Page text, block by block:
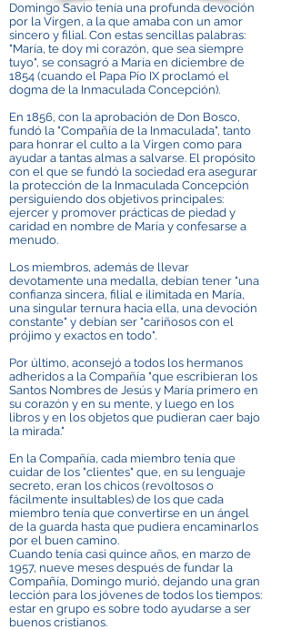
Domingo Savio tenía una profunda devoción
por la Virgen, a la que amaba con un amor
sincero y filial. Con estas sencillas palabras:
"María, te doy mi corazón, que sea siempre
tuyo", se consagró a María en diciembre de
1854 (cuando el Papa Pío IX proclamó el
dogma de la Inmaculada Concepción).
En 1856, con la aprobación de Don Bosco,
fundó la "Compañía de la Inmaculada", tanto
para honrar el culto a la Virgen como para
ayudar a tantas almas a salvarse. El propósito
con el que se fundó la sociedad era asegurar
la protección de la Inmaculada Concepción
persiguiendo dos objetivos principales:
ejercer y promover prácticas de piedad y
caridad en nombre de María y confesarse a
menudo.
Los miembros, además de llevar
devotamente una medalla, debían tener "una
confianza sincera, filial e ilimitada en María,
una singular ternura hacia ella, una devoción
constante" y debían ser "cariñosos con el
prójimo y exactos en todo".
Por último, aconsejó a todos los hermanos
adheridos a la Compañía "que escribieran los
Santos Nombres de Jesús y María primero en
su corazón y en su mente, y luego en los
libros y en los objetos que pudieran caer bajo
la mirada."
En la Compañía, cada miembro tenía que
cuidar de los "clientes" que, en su lenguaje
secreto, eran los chicos (revoltosos o
fácilmente insultables) de los que cada
miembro tenía que convertirse en un ángel
de la guarda hasta que pudiera encaminarlos
por el buen camino.
Cuando tenía casi quince años, en marzo de
1957, nueve meses después de fundar la
Compañía, Domingo murió, dejando una gran
lección para los jóvenes de todos los tiempos:
estar en grupo es sobre todo ayudarse a ser
buenos cristianos.